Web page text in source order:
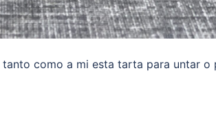
como a mi esta tarta para untar o